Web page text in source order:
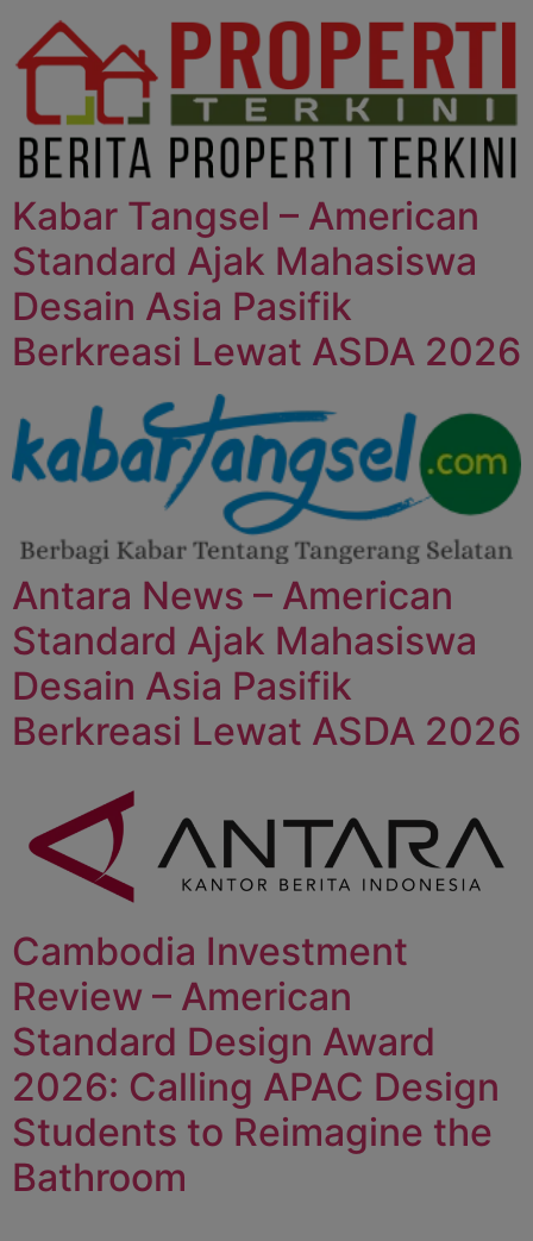
Kabar Tangsel – American
Standard Ajak Mahasiswa
Desain Asia Pasifik
Berkreasi Lewat ASDA 2026
Antara News – American
Standard Ajak Mahasiswa
Desain Asia Pasifik
Berkreasi Lewat ASDA 2026
Cambodia Investment
Review – American
Standard Design Award
2026: Calling APAC Design
Students to Reimagine the
Bathroom